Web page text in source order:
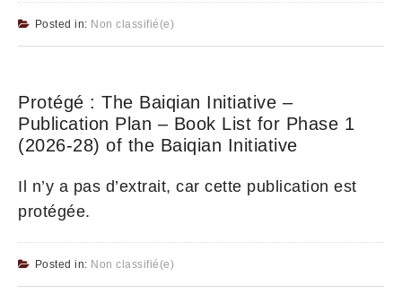
Posted in: Non classifié(e)
Protégé : The Baiqian Initiative –
Publication Plan – Book List for Phase 1
(2026-28) of the Baiqian Initiative
Il n’y a pas d’extrait, car cette publication est
protégée.
Posted in: Non classifié(e)